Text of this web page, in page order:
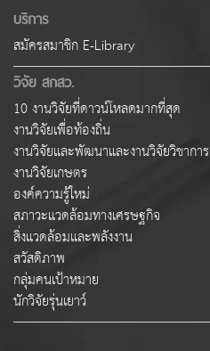
บริการ
สมัครสมาชิก E-Library
วิจัย สกสว.
10 งานวิจัยที่ดาวน์โหลดมากที่สุด
งานวิจัยเพื่อท้องถิ่น
งานวิจัยและพัฒนาและงานวิจัยวิชาการ
งานวิจัยเกษตร
องค์ความรู้ใหม่
สภาวะแวดล้อมทางเศรษฐกิจ
สิ่งแวดล้อมและพลังงาน
สวัสดิภาพ
กลุ่มคนเป้าหมาย
นักวิจัยรุ่นเยาว์